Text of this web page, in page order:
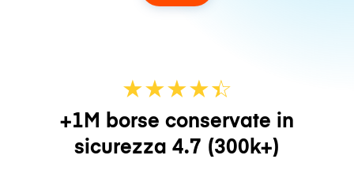
★★★★☆
★
+1M borse conservate in
sicurezza 4.7 (300k+)